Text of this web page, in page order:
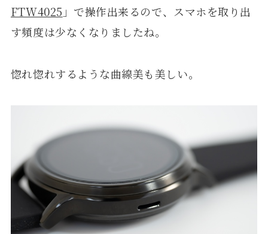
FTW4025 」で操作出来るので、スマホを取り出
す頻度は少なくなりましたね。
惚れ惚れするような曲線美も美しい。